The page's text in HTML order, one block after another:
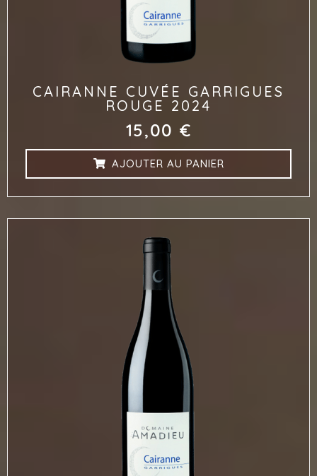
CAIRANNE CUVÉE GARRIGUES
ROUGE 2024
15,00 €
AJOUTER AU PANIER